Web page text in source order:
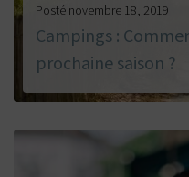
Posté novembre 18, 2019
Campings :
prochaine saison ?